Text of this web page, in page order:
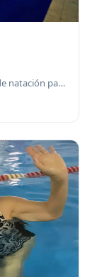
Piscina deportiva en Lima con programas de natación para todas las edades.